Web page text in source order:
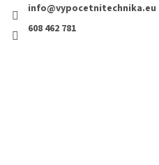
info@vypocetnitechnika.eu
608 462 781